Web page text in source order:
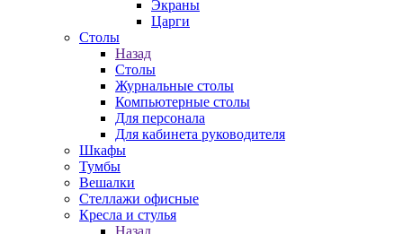
Экраны
Царги
Столы
Назад
Столы
Журнальные столы
Компьютерные столы
Для персонала
Для кабинета руководителя
Шкафы
Тумбы
Вешалки
Стеллажи офисные
Кресла и стулья
Назад